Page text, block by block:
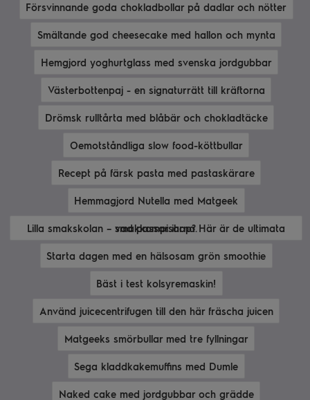
Försvinnande goda chokladbollar på dadlar och nötter
Smältande god cheesecake med hallon och mynta
Hemgjord yoghurtglass med svenska jordgubbar
Västerbottenpaj - en signaturrätt till kräftorna
Drömsk rulltårta med blåbär och chokladtäcke
Oemotståndliga slow food-köttbullar
Recept på färsk pasta med pastaskärare
Hemmagjord Nutella med Matgeek
Lilla smakskolan – vad passar ihop? Här är de ultimata smakkompisarna.
Starta dagen med en hälsosam grön smoothie
Bäst i test kolsyremaskin!
Använd juicecentrifugen till den här fräscha juicen
Matgeeks smörbullar med tre fyllningar
Sega kladdkakemuffins med Dumle
Naked cake med jordgubbar och grädde